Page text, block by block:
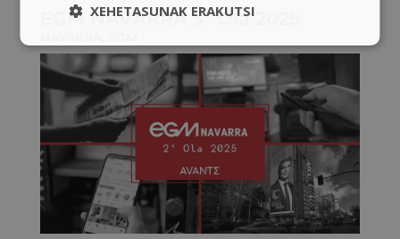
EGM NAVARRA 3ª Ola 2025
XEHETASUNAK ERAKUTSI